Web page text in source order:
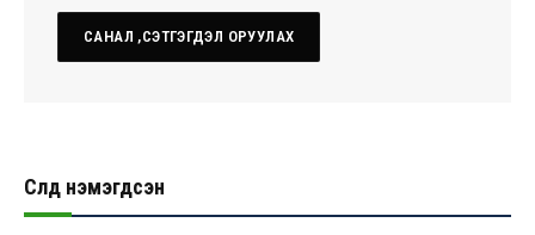
Сүүлд нэмэгдсэн